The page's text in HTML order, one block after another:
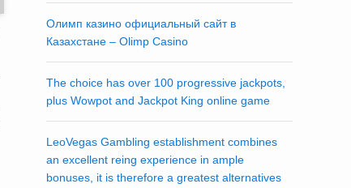
Олимп казино официальный сайт в
Казахстане – Olimp Casino
The choice has over 100 progressive jackpots,
plus Wowpot and Jackpot King online game
LeoVegas Gambling establishment combines
an excellent reing experience in ample
bonuses, it is therefore a greatest alternatives